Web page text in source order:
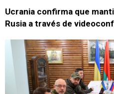
Ucrania confirma que
Rusia a través de